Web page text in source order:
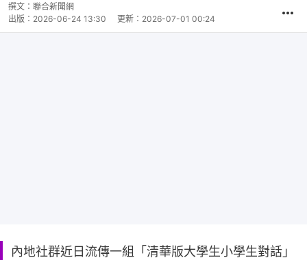
撰文： 聯合新聞網
出版： 2026-06-24 13:30 更新： 2026-07-01 00:24
內地社群近日流傳一組「清華版大學生小學生對話」